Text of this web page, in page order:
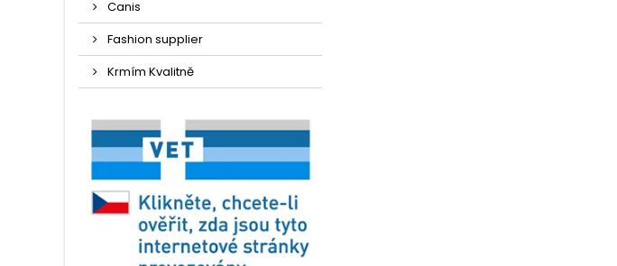
Canis
Fashion supplier
Krmím Kvalitně